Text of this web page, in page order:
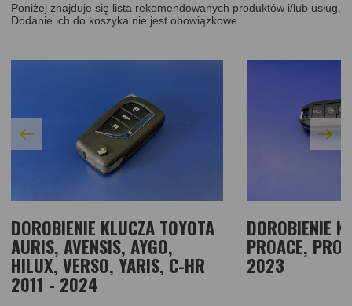
Poniżej znajduje się lista rekomendowanych produktów i/lub usług.
Dodanie ich do koszyka nie jest obowiązkowe.
DOROBIENIE KLUCZA TOYOTA
AURIS, AVENSIS, AYGO,
HILUX, VERSO, YARIS, C-HR
2011 - 2024
DOROBIENIE
PROACE,
2023